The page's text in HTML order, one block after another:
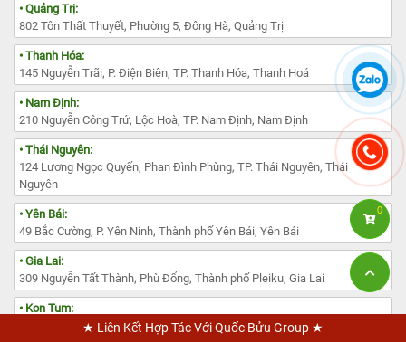
• Quảng Trị:
802 Tôn Thất Thuyết, Phường 5, Đông Hà, Quảng Trị
• Thanh Hóa:
145 Nguyễn Trãi, P. Điện Biên, TP. Thanh Hóa, Thanh Hoá
• Nam Định:
210 Nguyễn Công Trứ, Lộc Hoà, TP. Nam Định, Nam Định
• Thái Nguyên:
124 Lương Ngọc Quyến, Phan Đình Phùng, TP. Thái Nguyên, Thái
Nguyên
• Yên Bái:
49 Bắc Cường, P. Yên Ninh, Thành phố Yên Bái, Yên Bái
• Gia Lai:
309 Nguyễn Tất Thành, Phù Đổng, Thành phố Pleiku, Gia Lai
• Kon Tum:
2157 Phan Chu Trinh, Thắng Lợi, Kon Tum
0
★ Liên Kết Hợp Tác Với Quốc Bửu Group ★